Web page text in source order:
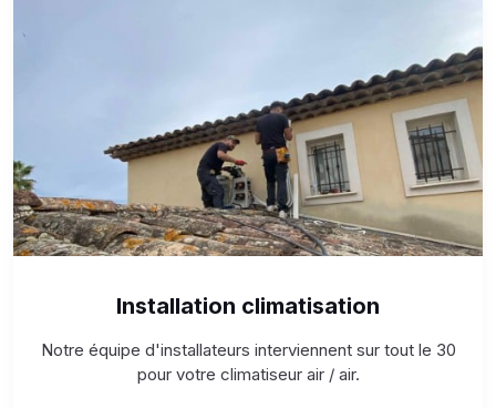
Installation climatisation
Notre équipe d'installateurs interviennent sur tout le 30
pour votre climatiseur air / air.